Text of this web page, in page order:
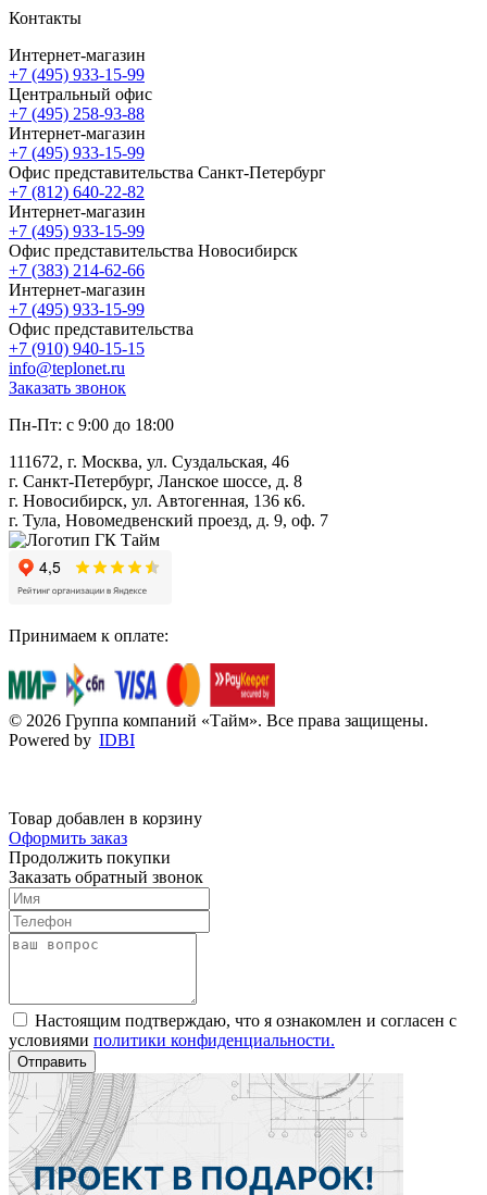
Контакты
Интернет-магазин
+7 (495) 933-15-99
Центральный офис
+7 (495) 258-93-88
Интернет-магазин
+7 (495) 933-15-99
Офис представительства Санкт-Петербург
+7 (812) 640-22-82
Интернет-магазин
+7 (495) 933-15-99
Офис представительства Новосибирск
+7 (383) 214-62-66
Интернет-магазин
+7 (495) 933-15-99
Офис представительства
+7 (910) 940-15-15
info@teplonet.ru
Заказать звонок
Пн-Пт: с 9:00 до 18:00
111672, г. Москва, ул. Суздальская, 46
г. Санкт-Петербург, Ланское шоссе, д. 8
г. Новосибирск, ул. Автогенная, 136 к6.
г. Тула, Новомедвенский проезд, д. 9, оф. 7
Принимаем к оплате:
© 2026 Группа компаний «Тайм». Все права защищены.
Powered by IDBI
Товар добавлен в корзину
Оформить заказ
Продолжить покупки
Заказать обратный звонок
Настоящим подтверждаю, что я ознакомлен и согласен с
условиями политики конфиденциальности.
Отправить